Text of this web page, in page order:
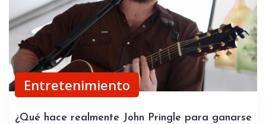
Entretenimiento
¿Qué hace realmente John Pringle para ganarse